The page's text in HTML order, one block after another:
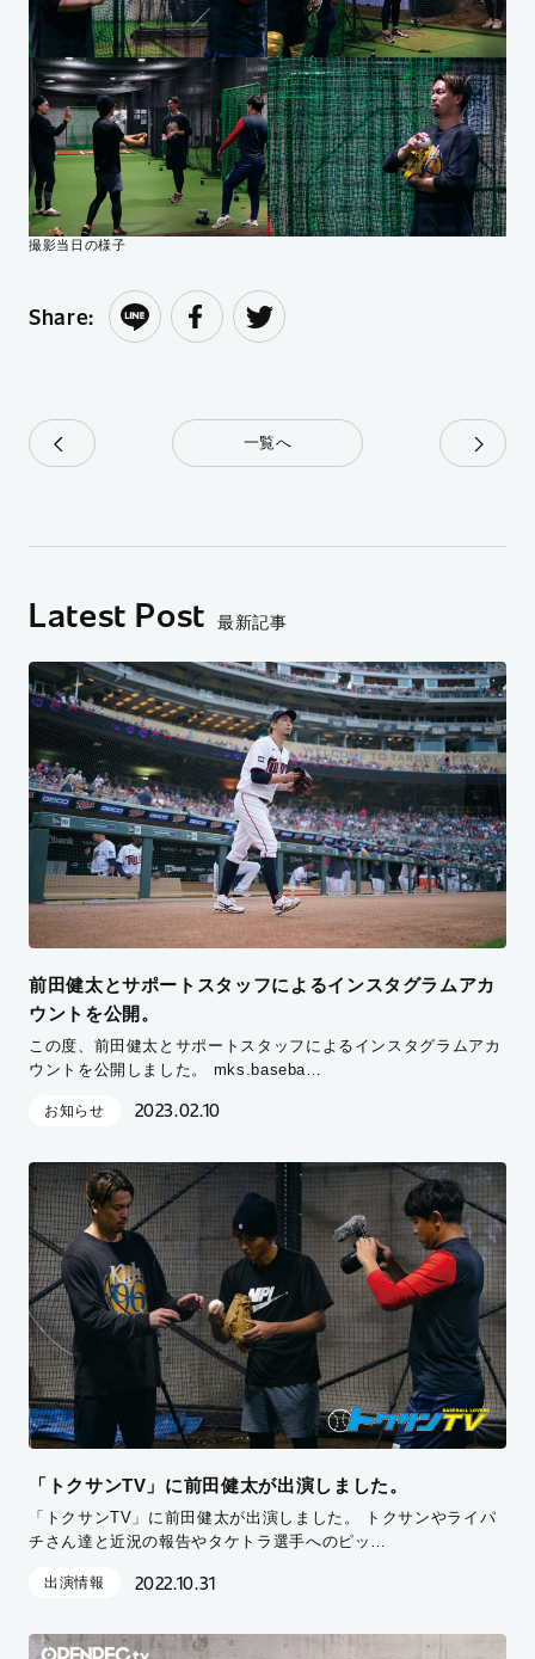
撮影当日の様子
Share:
一覧へ
Latest Post 最新記事
前田健太とサポートスタッフによるインスタグラムアカ
ウントを公開。
この度、前田健太とサポートスタッフによるインスタグラムアカ
ウントを公開しました。 mks.baseba…
お知らせ 2023.02.10
「トクサンTV」に前田健太が出演しました。
「トクサンTV」に前田健太が出演しました。 トクサンやライパ
チさん達と近況の報告やタケトラ選手へのピッ…
出演情報 2022.10.31